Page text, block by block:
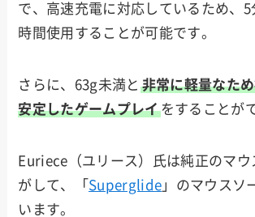
で、高速充電に対応しているため、5
時間使用することが可能です。
さらに、63g未満と 非常に軽量なた
安定したゲームプレイをすることが
Euriece（ユリース）氏は純正のマウ
がして、「 Superglide 」のマウスソ
います。